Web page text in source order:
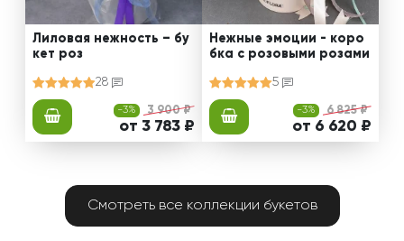
Лиловая нежность – бу
кет роз
28
-3% 3 900 ₽
от 3 783 ₽
Нежные эмоции - коро
бка с розовыми розами
5
-3% 6 825 ₽
от 6 620 ₽
Смотреть все коллекции букетов